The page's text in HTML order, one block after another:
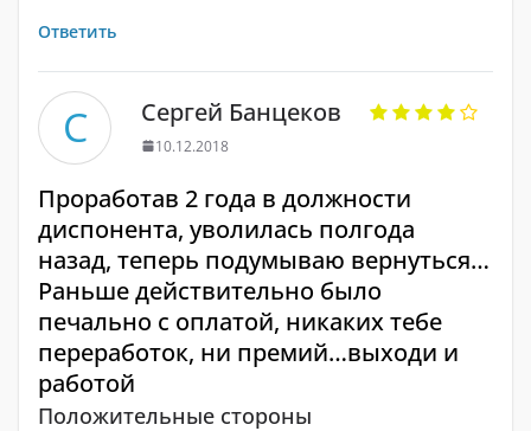
Ответить
С Сергей Банцеков
10.12.2018
Проработав 2 года в должности
диспонента, уволилась полгода
назад, теперь подумываю вернуться…
Раньше действительно было
печально с оплатой, никаких тебе
переработок, ни премий…выходи и
работой
Положительные стороны